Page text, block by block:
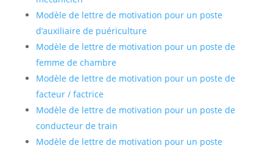
Modèle de lettre de motivation pour un poste
d’auxiliaire de puériculture
Modèle de lettre de motivation pour un poste de
femme de chambre
Modèle de lettre de motivation pour un poste de
facteur / factrice
Modèle de lettre de motivation pour un poste de
conducteur de train
Modèle de lettre de motivation pour un poste